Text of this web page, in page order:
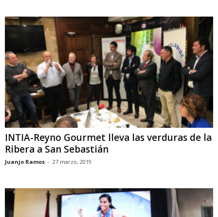
INTIA-Reyno Gourmet lleva las verduras de la
Ribera a San Sebastián
Juanjo Ramos - 27 marzo, 2019